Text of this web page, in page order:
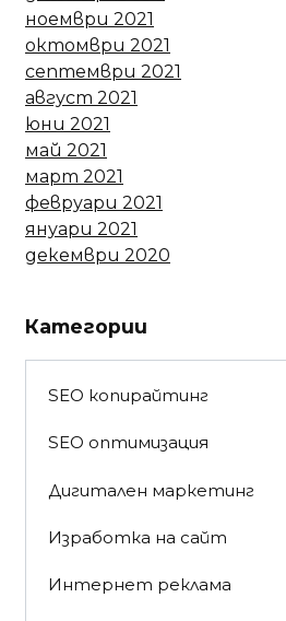
ноември 2021
октомври 2021
септември 2021
август 2021
юни 2021
май 2021
март 2021
февруари 2021
януари 2021
декември 2020
Категории
SEO копирайтинг
SEO оптимизация
Дигитален маркетинг
Изработка на сайт
Интернет реклама